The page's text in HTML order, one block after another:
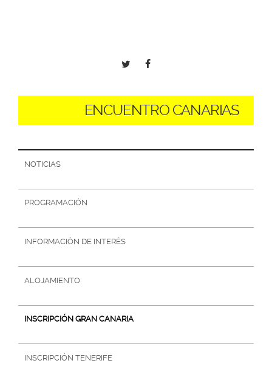
 
ENCUENTRO CANARIAS
NOTICIAS
PROGRAMACIÓN
INFORMACIÓN DE INTERÉS
ALOJAMIENTO
INSCRIPCIÓN GRAN CANARIA
INSCRIPCIÓN TENERIFE